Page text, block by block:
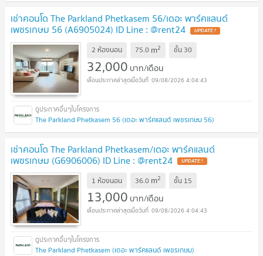
เช่าคอนโด The Parkland Phetkasem 56/เดอะ พาร์คแลนด์
เพชรเกษม 56 (A6905024) ID Line : @rent24
2 ห้องนอน 75.0 m2 ชั้น 30
32,000 บาท/เดือน
09/08/2026 4:04:43
The Parkland Phetkasem 56 (เดอะ พาร์คแลนด์ เพชรเกษม 56)
เช่าคอนโด The Parkland Phetkasem/เดอะ พาร์คแลนด์
เพชรเกษม (G6906006) ID Line : @rent24
1 ห้องนอน 36.0 m2 ชั้น 15
13,000 บาท/เดือน
09/08/2026 4:04:43
The Parkland Phetkasem (เดอะ พาร์คแลนด์ เพชรเกษม)